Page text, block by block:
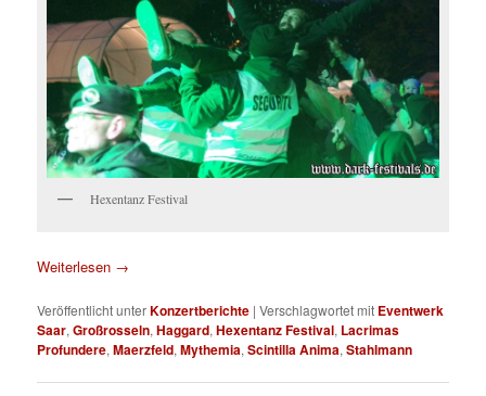
Hexentanz Festival
Weiterlesen →
Veröffentlicht unterKonzertberichte |Verschlagwortet mit Eventwerk
Saar,Großrosseln,Haggard,Hexentanz Festival, Lacrimas
Profundere,Maerzfeld,Mythemia,Scintilla Anima,Stahlmann